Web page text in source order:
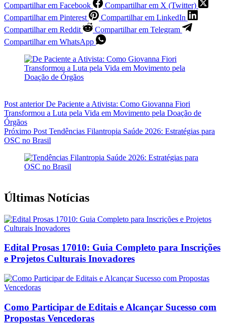
Compartilhar em Facebook
Compartilhar em X (Twitter)
Compartilhar em Pinterest
Compartilhar em LinkedIn
Compartilhar em Reddit
Compartilhar em Telegram
Compartilhar em WhatsApp
Post anteriorDe Paciente a Ativista: Como Giovanna Fiori
Transformou a Luta pela Vida em Movimento pela Doação de
Órgãos
Próximo Post Tendências Filantropia Saúde 2026: Estratégias para
OSC no Brasil
Últimas Notícias
Edital Prosas 17010: Guia Completo para Inscrições
e Projetos Culturais Inovadores
Como Participar de Editais e Alcançar Sucesso com
Propostas Vencedoras